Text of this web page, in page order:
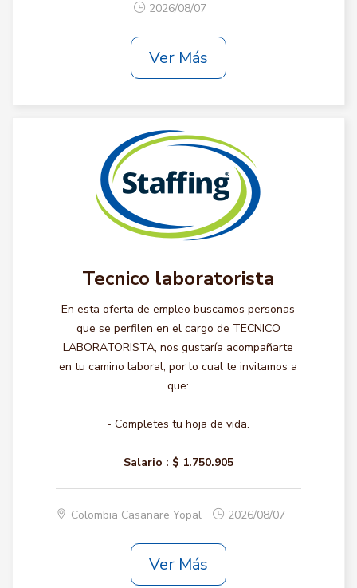
2026/08/07
Ver Más
Tecnico laboratorista
En esta oferta de empleo buscamos personas
que se perfilen en el cargo de TECNICO
LABORATORISTA, nos gustaría acompañarte
en tu camino laboral, por lo cual te invitamos a
que:
- Completes tu hoja de vida.
Salario : $ 1.750.905
Colombia Casanare Yopal 2026/08/07
Ver Más